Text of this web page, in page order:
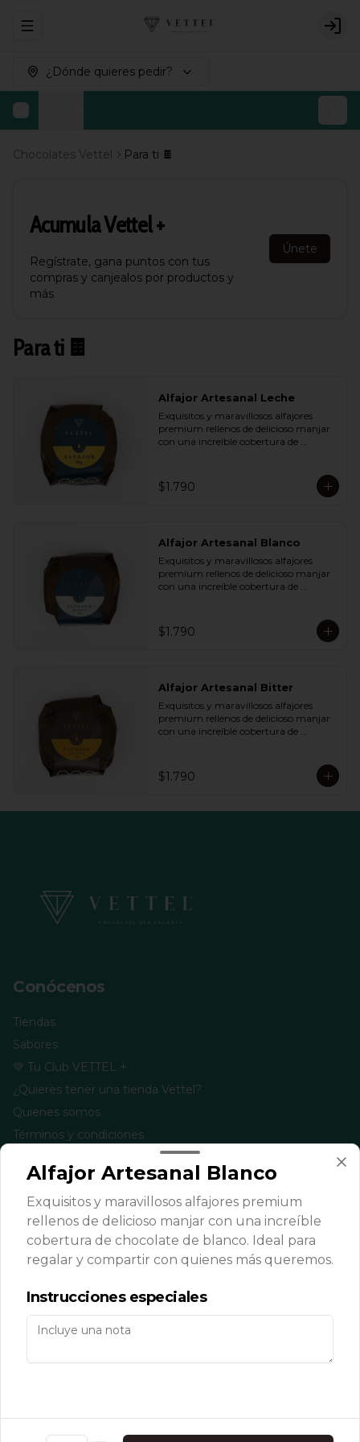
Abrir menu de navegación
¿Dónde quieres pedir?
Chocolates Vettel Para ti 🍫
AcumulaVettel +
Regístrate, gana puntos con tus
compras y canjealos por productos y
más
Únete
Para ti 🍫
Alfajor Artesanal Leche
Exquisitos y maravillosos alfajores
premium rellenos de delicioso manjar
con una increíble cobertura de
$1.790
Alfajor Artesanal Blanco
Exquisitos y maravillosos alfajores
premium rellenos de delicioso manjar
con una increíble cobertura de
queremos.
$1.790
Alfajor Artesanal Bitter
Exquisitos y maravillosos alfajores
premium rellenos de delicioso manjar
con una increíble cobertura de
$1.790
Conócenos
Tiendas
Sabores
💚 Tu Club VETTEL +
¿Quieres tener una tienda Vettel?
Quienes somos
Términos y condiciones
Redes sociales
Instagram
Facebook
Mi cuenta
Iniciar sesión
Alfajor Artesanal Blanco
Exquisitos y maravillosos alfajores premium
rellenos de delicioso manjar con una increíble
cobertura de chocolate de blanco. Ideal para
regalar y compartir con quienes más queremos.
Instrucciones especiales